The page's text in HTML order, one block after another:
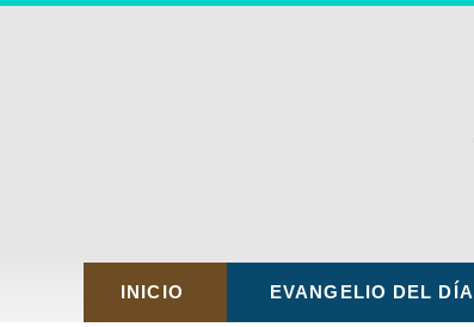
INICIO EVANGELIO DEL DÍA